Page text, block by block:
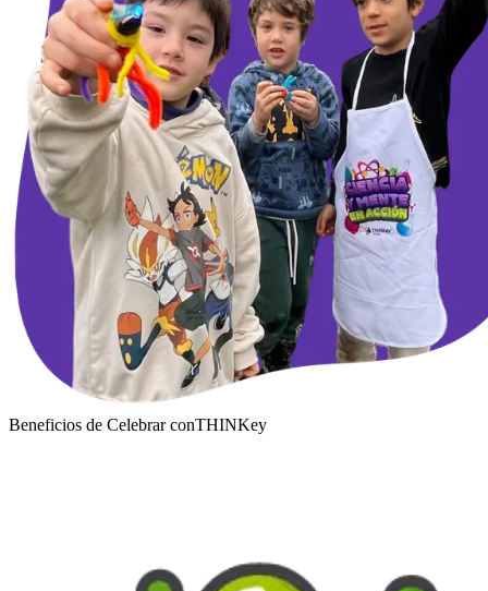
Beneficios de Celebrar conTHINKey